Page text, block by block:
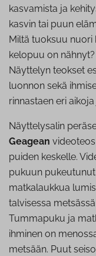
kasvamista ja
kasvin tai puun
Miltä tuoksuu nuori
kelopuu on nähnyt?
Näyttelyn teokset
luonnon sekä
rinnastaen eri
Näyttelysalin
Geagean videoteos
puiden keskelle.
pukuun
matkalaukkua
talvisessa
Tummapuku ja
ihminen on
metsään. Puut